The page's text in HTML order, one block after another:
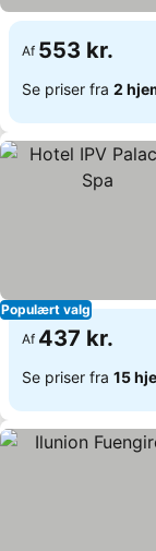
Af 553 kr.
Se priser fra 2
Populært valg
Af 437 kr.
Se priser fra 15